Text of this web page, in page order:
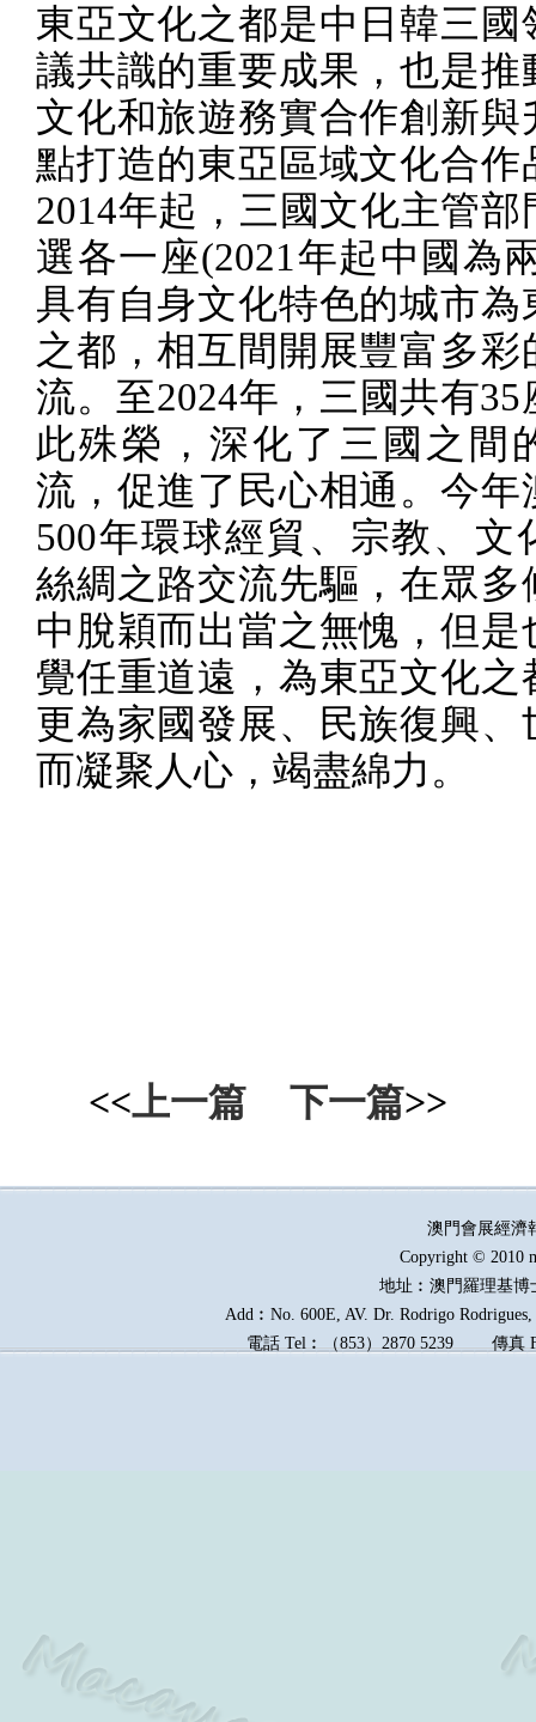
東亞文化之都是中日韓三國
議共識的重要成果，也是推
文化和旅遊務實合作創新與
點打造的東亞區域文化合作
2014年起，三國文化主管部
選各一座(2021年起中國為
具有自身文化特色的城市為
之都，相互間開展豐富多彩
流。至2024年，三國共有35
此殊榮，深化了三國之間
流，促進了民心相通。今年
500年環球經貿、宗教、文
絲綢之路交流先驅，在眾多
中脫穎而出當之無愧，但是
覺任重道遠，為東亞文化之
更為家國發展、民族復興、
而凝聚人心，竭盡綿力。
<<上一篇 下一篇>>
澳門會展經
Copyright © 2010
地址︰澳門羅理基博
Add︰No. 600E, AV. Dr. Rodrigo
電話 Tel︰（853）2870 5239傳真